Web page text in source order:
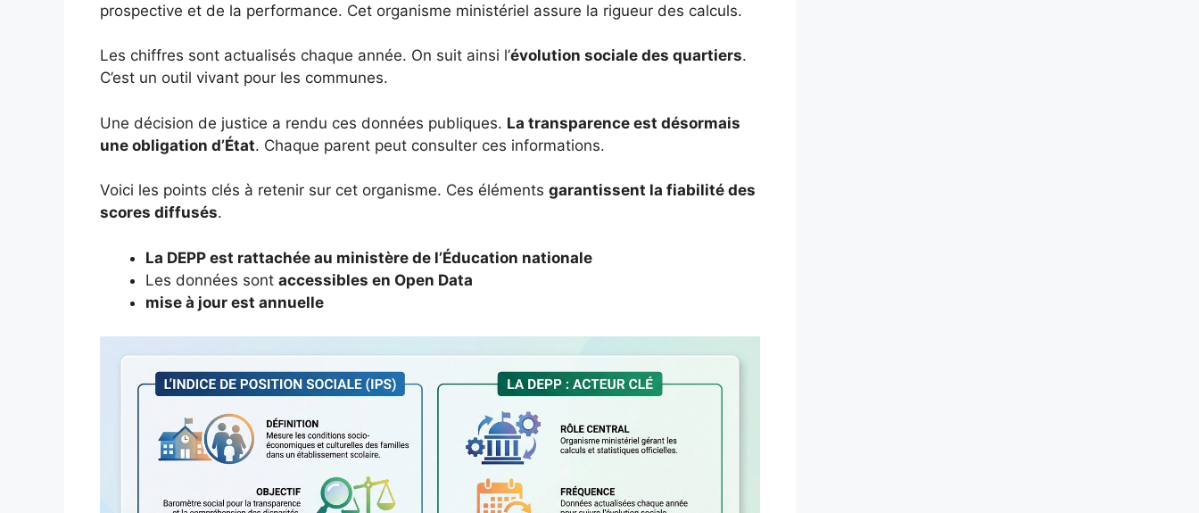
prospective et de la performance. Cet organisme ministériel assure la rigueur des calculs.
Les chiffres sont actualisés chaque année. On suit ainsi l’évolution sociale des quartiers.
C’est un outil vivant pour les communes.
Une décision de justice a rendu ces données publiques. La transparence est désormais
une obligation d’État. Chaque parent peut consulter ces informations.
Voici les points clés à retenir sur cet organisme. Ces éléments garantissent la fiabilité des
scores diffusés.
La DEPP est rattachée au ministère de l’Éducation nationale
Les données sont accessibles en Open Data
mise à jour est annuelle